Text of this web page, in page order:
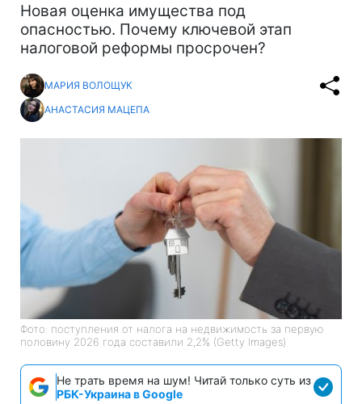
Новая оценка имущества под
опасностью. Почему ключевой этап
налоговой реформы просрочен?
МАРИЯ ВОЛОЩУК
АНАСТАСИЯ МАЦЕПА
Фото: поступления от налога на недвижимость за первую
половину 2026 года составили 2,2% (Getty Images)
Не трать время на шум! Читай только суть из
РБК-Украина в Google